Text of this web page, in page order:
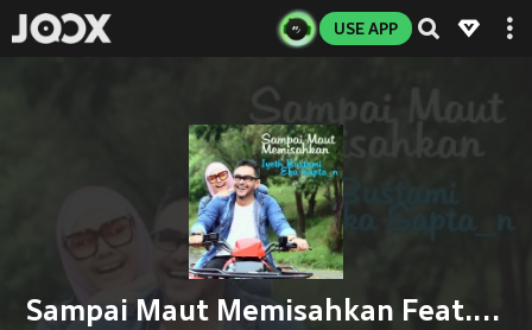
USE APP
Sampai Maut Memisahkan Feat. Eka Sapta Nugraha